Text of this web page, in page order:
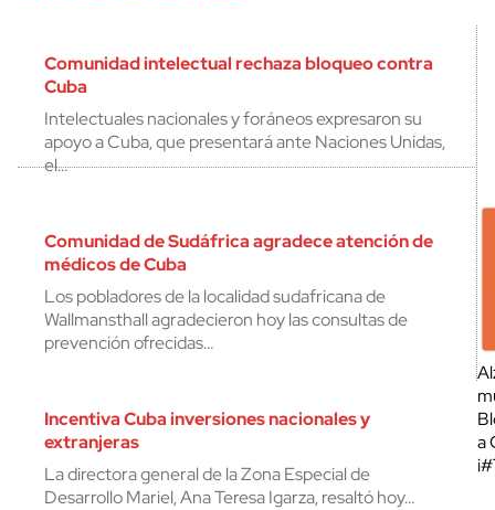
Comunidad intelectual rechaza bloqueo contra
Cuba
Intelectuales nacionales y foráneos expresaron su
apoyo a Cuba, que presentará ante Naciones Unidas,
el…
Comunidad de Sudáfrica agradece atención de
médicos de Cuba
Los pobladores de la localidad sudafricana de
Wallmansthall agradecieron hoy las consultas de
prevención ofrecidas…
Incentiva Cuba inversiones nacionales y
extranjeras
La directora general de la Zona Especial de
Desarrollo Mariel, Ana Teresa Igarza, resaltó hoy…
a